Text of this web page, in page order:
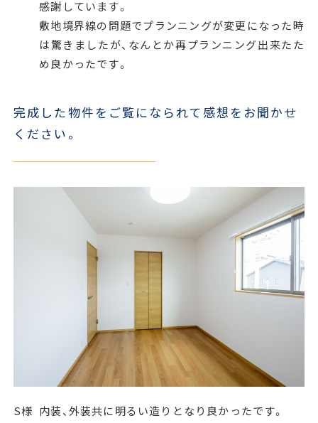
感謝しています。
敷地境界線の問題でプランニングが変更になった時
は驚きましたが、なんとか再プランニング出来たた
め良かったです。
完成した物件をご覧になられて感想をお聞かせ
ください。
S様 内装、外装共に明るい造りとなり良かったです。